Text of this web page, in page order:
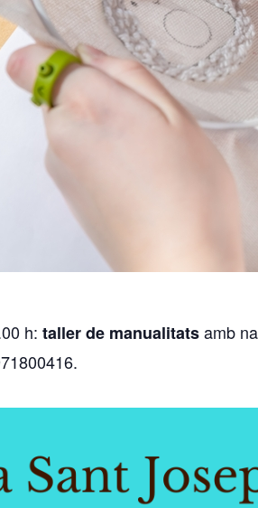
h: taller de manualitatsamb